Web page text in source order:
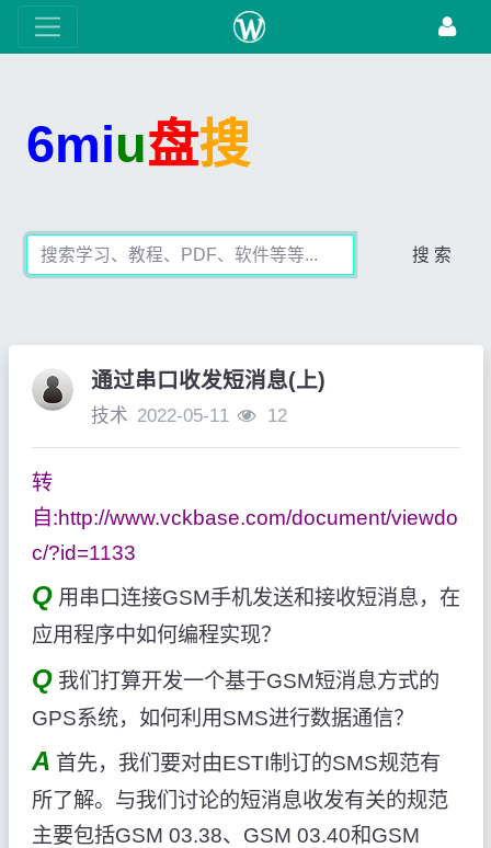
6miu盘搜
搜 索
通过串口收发短消息(上)
技术 2022-05-11 12
转
自:http://www.vckbase.com/document/viewdo
c/?id=1133
Q用串口连接GSM手机发送和接收短消息，在
应用程序中如何编程实现？
Q我们打算开发一个基于GSM短消息方式的
GPS系统，如何利用SMS进行数据通信？
A 首先，我们要对由ESTI制订的SMS规范有
所了解。与我们讨论的短消息收发有关的规范
主要包括GSM 03.38、GSM 03.40和GSM